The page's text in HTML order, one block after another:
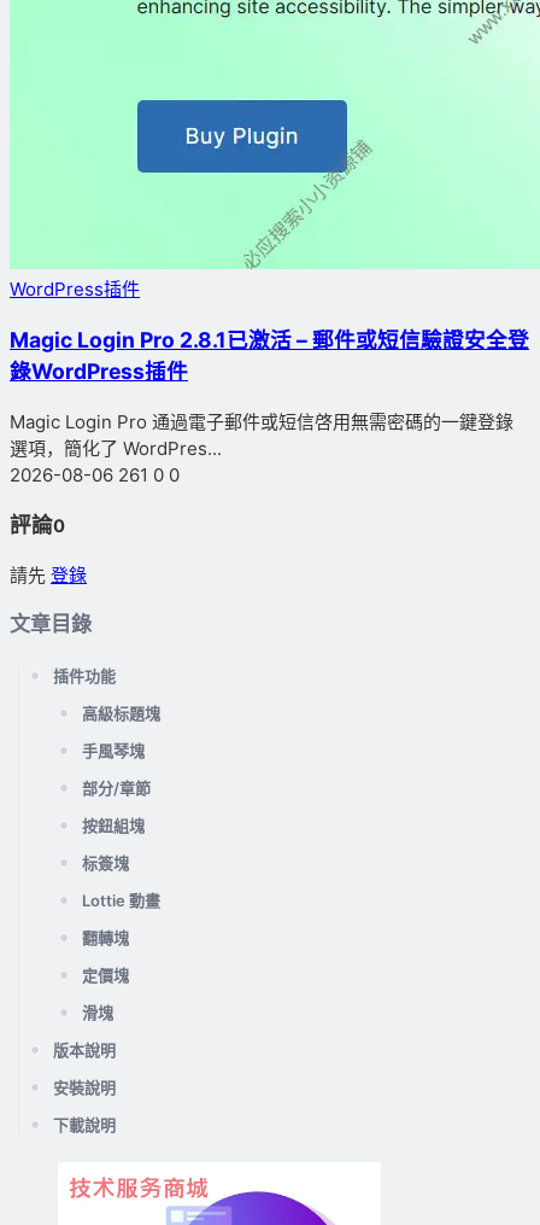
WordPress插件
Magic Login Pro 2.8.1已激活 – 郵件或短信驗證安全登
錄WordPress插件
Magic Login Pro 通過電子郵件或短信啓用無需密碼的一鍵登錄
選項，簡化了 WordPres...
2026-08-06 261 0 0
評論0
請先 登錄
文章目錄
插件功能
高級标題塊
手風琴塊
部分/章節
按鈕組塊
标簽塊
Lottie 動畫
翻轉塊
定價塊
滑塊
版本說明
安裝說明
下載說明